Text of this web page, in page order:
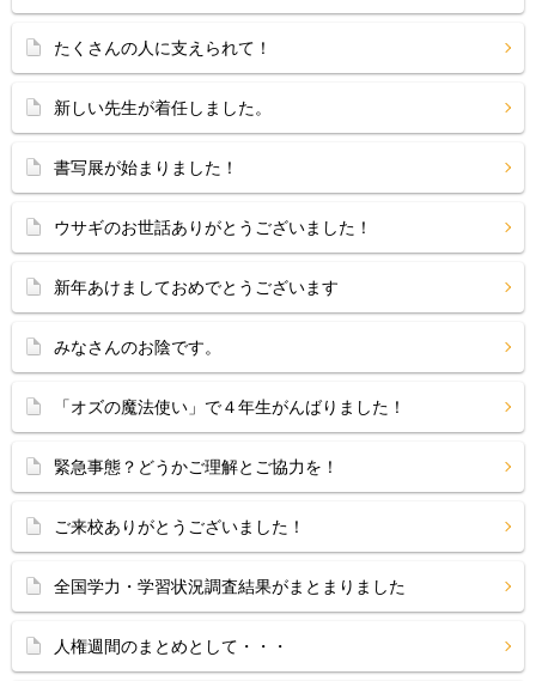
たくさんの人に支えられて！
新しい先生が着任しました。
書写展が始まりました！
ウサギのお世話ありがとうございました！
新年あけましておめでとうございます
みなさんのお陰です。
「オズの魔法使い」で４年生がんばりました！
緊急事態？どうかご理解とご協力を！
ご来校ありがとうございました！
全国学力・学習状況調査結果がまとまりました
人権週間のまとめとして・・・